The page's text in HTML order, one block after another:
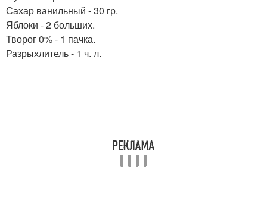
Сахар ванильный - 30 гр.
Яблоки - 2 больших.
Творог 0% - 1 пачка.
Разрыхлитель - 1 ч. л.